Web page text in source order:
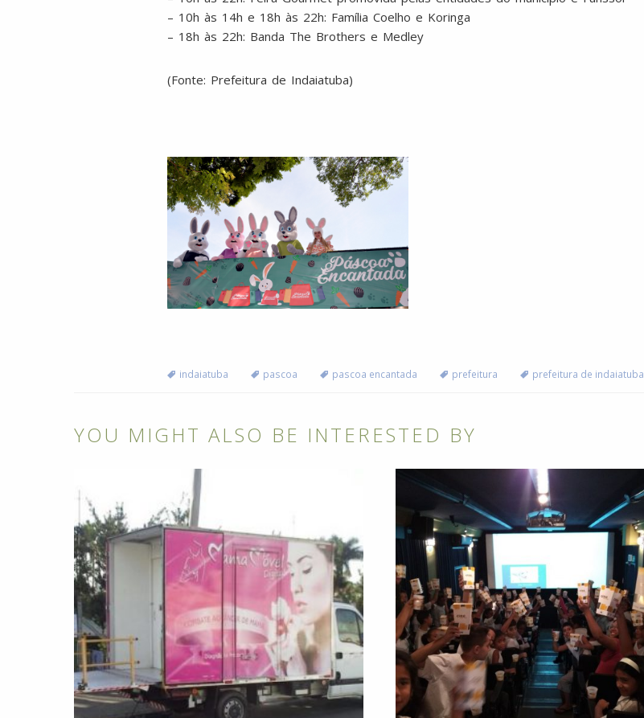
– 10h às 14h e 18h às 22h: Família Coelho e Koringa
– 18h às 22h: Banda The Brothers e Medley
(Fonte: Prefeitura de Indaiatuba)
indaiatuba pascoa pascoa encantada prefeitura prefeitura de indaiatuba
YOU MIGHT ALSO BE INTERESTED BY